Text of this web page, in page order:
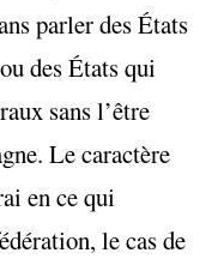
parler des États
des États qui
sans l’être
Le caractère
en ce qui
le cas de